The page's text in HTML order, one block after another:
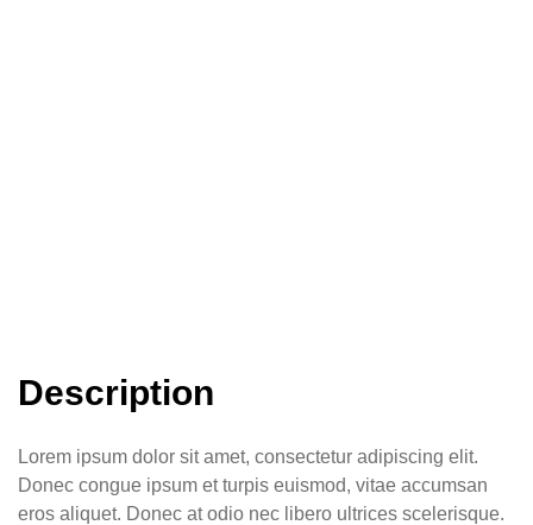
Description
Lorem ipsum dolor sit amet, consectetur adipiscing elit.
Donec congue ipsum et turpis euismod, vitae accumsan
eros aliquet. Donec at odio nec libero ultrices scelerisque.